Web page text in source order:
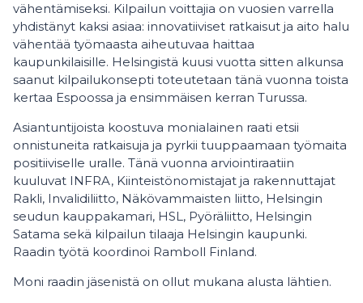
vähentämiseksi. Kilpailun voittajia on vuosien varrella
yhdistänyt kaksi asiaa: innovatiiviset ratkaisut ja aito halu
vähentää työmaasta aiheutuvaa haittaa
kaupunkilaisille. Helsingistä kuusi vuotta sitten alkunsa
saanut kilpailukonsepti toteutetaan tänä vuonna toista
kertaa Espoossa ja ensimmäisen kerran Turussa.
Asiantuntijoista koostuva monialainen raati etsii
onnistuneita ratkaisuja ja pyrkii tuuppaamaan työmaita
positiiviselle uralle. Tänä vuonna arviointiraatiin
kuuluvat INFRA, Kiinteistönomistajat ja rakennuttajat
Rakli, Invalidiliitto, Näkövammaisten liitto, Helsingin
seudun kauppakamari, HSL, Pyöräliitto, Helsingin
Satama sekä kilpailun tilaaja Helsingin kaupunki.
Raadin työtä koordinoi Ramboll Finland.
Moni raadin jäsenistä on ollut mukana alusta lähtien.